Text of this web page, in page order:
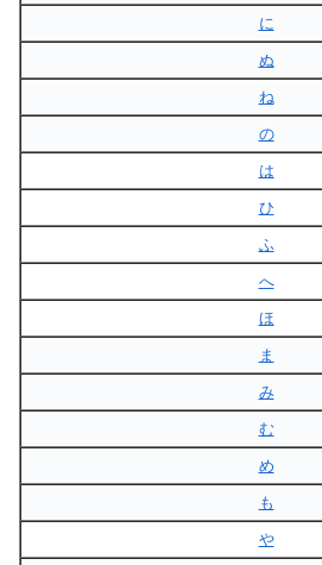
に
ぬ
ね
の
は
ひ
ふ
へ
ほ
ま
み
む
め
も
や